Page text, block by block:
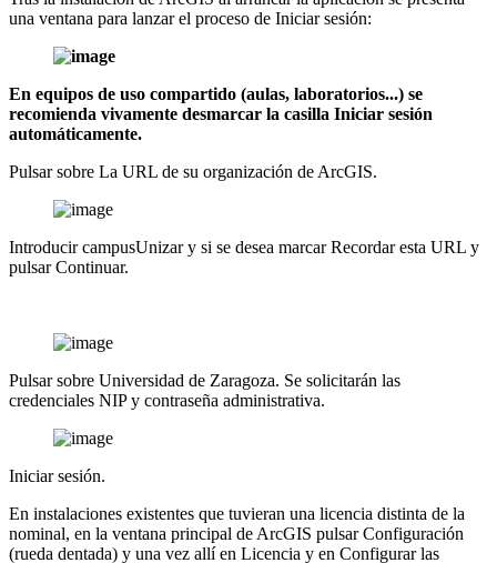
una ventana para lanzar el proceso de Iniciar sesión:
En equipos de uso compartido (aulas, laboratorios...) se
recomienda vivamente desmarcar la casilla Iniciar sesión
automáticamente.
Pulsar sobre La URL de su organización de ArcGIS.
Introducir campusUnizar y si se desea marcar Recordar esta URL y
pulsar Continuar.
Pulsar sobre Universidad de Zaragoza. Se solicitarán las
credenciales NIP y contraseña administrativa.
Iniciar sesión.
En instalaciones existentes que tuvieran una licencia distinta de la
nominal, en la ventana principal de ArcGIS pulsar Configuración
(rueda dentada) y una vez allí en Licencia y en Configurar las